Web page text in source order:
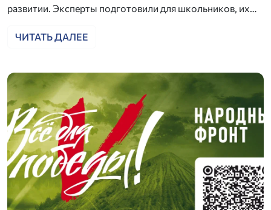
развитии. Эксперты подготовили для школьников, их…
ЧИТАТЬ ДАЛЕЕ